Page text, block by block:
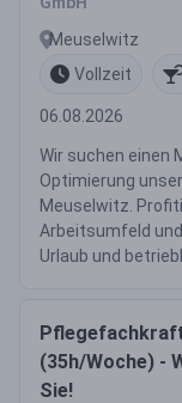
Meuselwitz
Vollzeit
06.08.2026
Wir suchen einen
Optimierung
Meuselwitz.
Arbeitsumfeld
Urlaub und
(35h/Woche) -
Sie!